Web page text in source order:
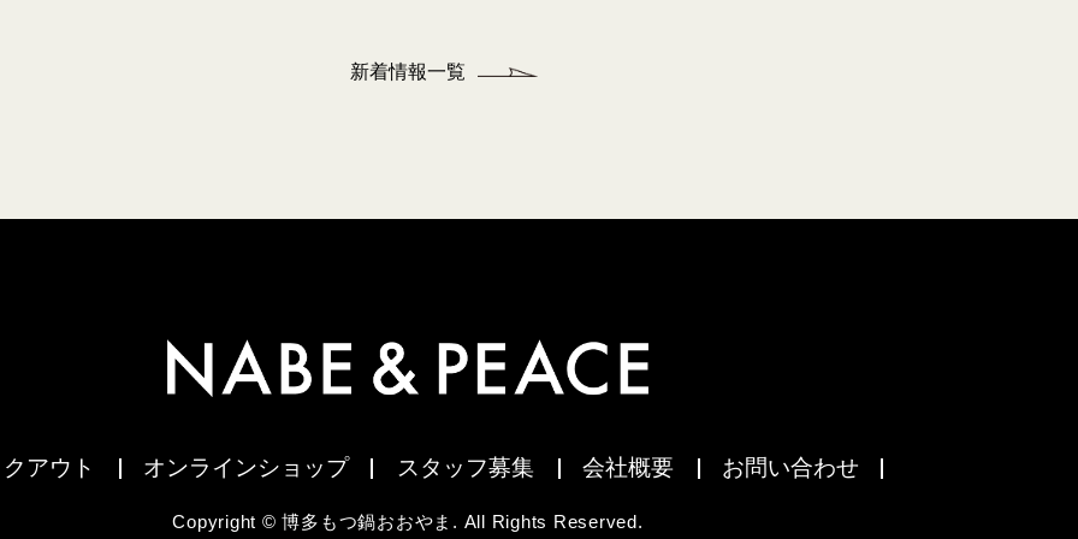
新着情報一覧
アウト オンラインショップ スタッフ募集 会社概要 お問い合わせ
Copyright © 博多もつ鍋おおやま. All Rights Reserved.